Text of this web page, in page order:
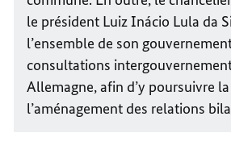
le président Luiz Inácio Lula da
l’ensemble de son
consultations
Allemagne, afin d’y poursuivre
l’aménagement des relations